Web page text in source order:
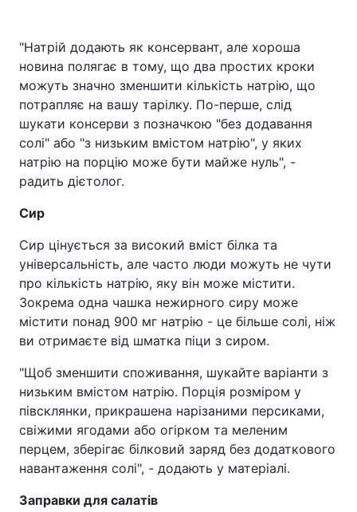
"Натрій додають як консервант, але хороша
новина полягає в тому, що два простих кроки
можуть значно зменшити кількість натрію, що
потрапляє на вашу тарілку. По-перше, слід
шукати консерви з позначкою "без додавання
солі" або "з низьким вмістом натрію", у яких
натрію на порцію може бути майже нуль", -
радить дієтолог.
Сир
Сир цінується за високий вміст білка та
універсальність, але часто люди можуть не чути
про кількість натрію, яку він може містити.
Зокрема одна чашка нежирного сиру може
містити понад 900 мг натрію - це більше солі, ніж
ви отримаєте від шматка піци з сиром.
"Щоб зменшити споживання, шукайте варіанти з
низьким вмістом натрію. Порція розміром у
півсклянки, прикрашена нарізаними персиками,
свіжими ягодами або огірком та меленим
перцем, зберігає білковий заряд без додаткового
навантаження солі", - додають у матеріалі.
Заправки для салатів